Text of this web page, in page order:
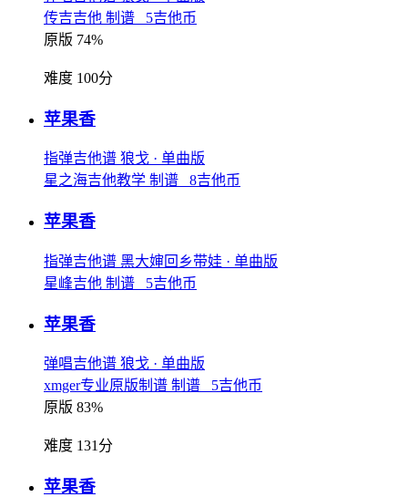
传吉吉他 制谱 5吉他币
原版 74%
难度 100分
苹果香
指弹吉他谱 狼戈 · 单曲版
星之海吉他教学 制谱 8吉他币
苹果香
指弹吉他谱 黑大婶回乡带娃 · 单曲版
星峰吉他 制谱 5吉他币
苹果香
弹唱吉他谱 狼戈 · 单曲版
xmger专业原版制谱 制谱 5吉他币
原版 83%
难度 131分
苹果香